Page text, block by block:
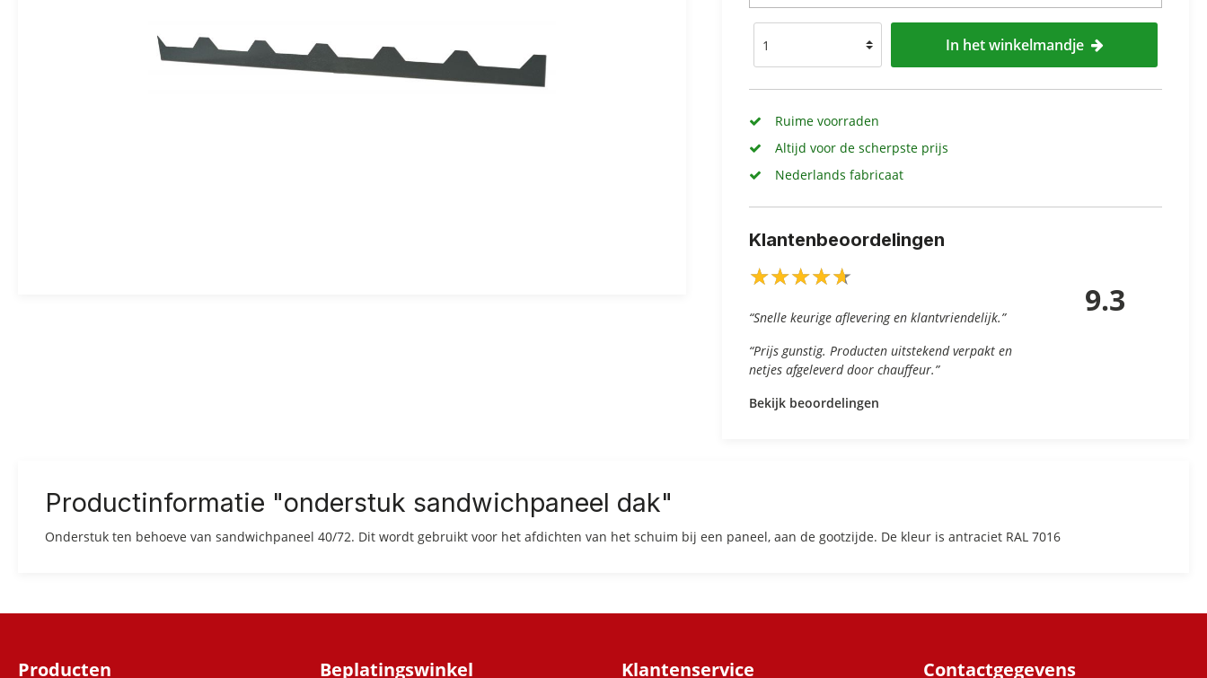
In het winkelmandje
Ruime voorraden
Altijd voor de scherpste prijs
Nederlands fabricaat
Klantenbeoordelingen
★★★★★
★★★★★
“Snelle keurige aflevering en klantvriendelijk.”
“Prijs gunstig. Producten uitstekend verpakt en
netjes afgeleverd door chauffeur.”
Bekijk beoordelingen
9.3
Productinformatie "onderstuk sandwichpaneel dak"
Onderstuk ten behoeve van sandwichpaneel 40/72. Dit wordt gebruikt voor het afdichten van het schuim bij een paneel, aan de gootzijde. De kleur is antraciet RAL 7016
Producten Beplatingswinkel Klantenservice Contactgegevens